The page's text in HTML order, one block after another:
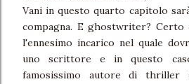
Vani in questo quarto capitolo
compagna. E ghostwriter? Certo
l'ennesimo incarico nel quale
uno scrittore e in questo
famosissimo autore di thriller